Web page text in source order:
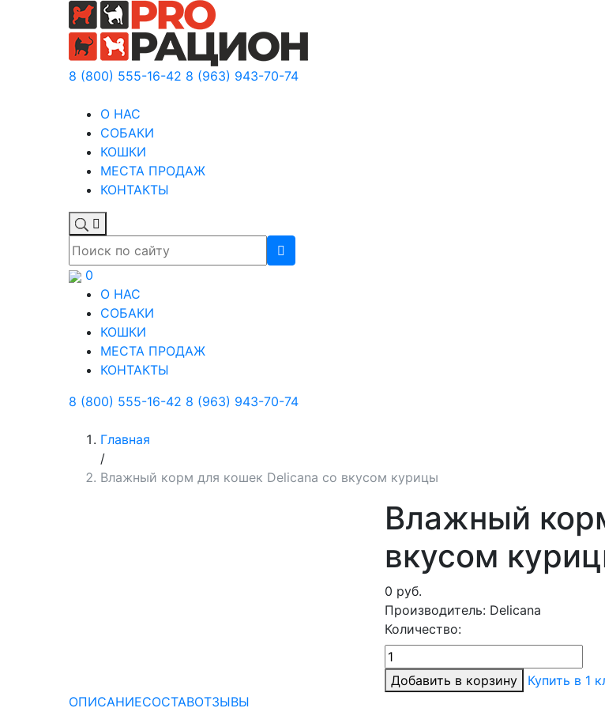
8 (800) 555-16-42 8 (963) 943-70-74
О НАС
СОБАКИ
КОШКИ
МЕСТА ПРОДАЖ
КОНТАКТЫ
0
О НАС
СОБАКИ
КОШКИ
МЕСТА ПРОДАЖ
КОНТАКТЫ
8 (800) 555-16-42 8 (963) 943-70-74
Главная
/
Влажный корм для кошек Delicana со вкусом курицы
Влажный
вкусом
0 руб.
Производитель: Delicana
Количество:
Добавить в корзину
Купить в 1
ОПИСАНИЕСОСТАВОТЗЫВЫ